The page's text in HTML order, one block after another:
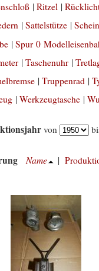
|Ritzel |
|Sattelstütze |
|Spur 0
|Taschenuhr |
|Truppenrad |
|Werkzeugtasche |
von
Name |